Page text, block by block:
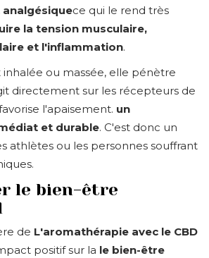
ce qui le rend très
la tension musculaire,
et l'inflammation.
inhalée ou massée, elle pénètre
directement sur les récepteurs de
l'apaisement. un
et durable. C'est donc un
athlètes ou les personnes souffrant
le bien-être
de L'aromathérapie avec le CBD
positif sur la le bien-être